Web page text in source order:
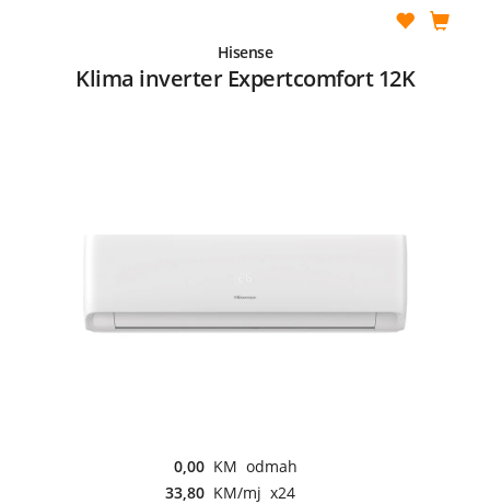
Hisense
Klima inverter Expertcomfort 12K
0,00 KM odmah
33,80 KM/mj x24